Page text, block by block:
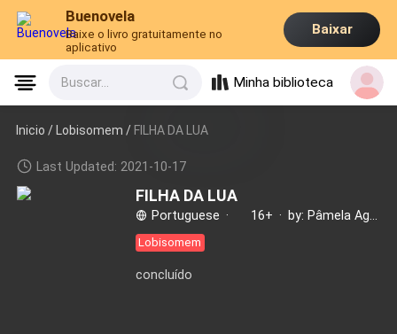
Buenovela
Baixe o livro gratuitamente no
aplicativo
Baixar
Buscar... Minha biblioteca
Inicio /Lobisomem / FILHA DA LUA
Last Updated: 2021-10-17
FILHA DA LUA
Portuguese · 16+ ·
Lobisomem
concluído